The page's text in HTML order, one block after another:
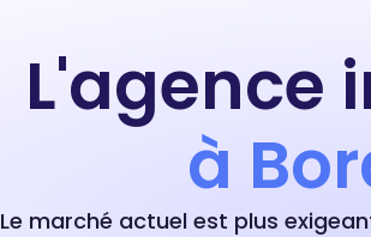
L'agence
à
Le marché actuel est plus